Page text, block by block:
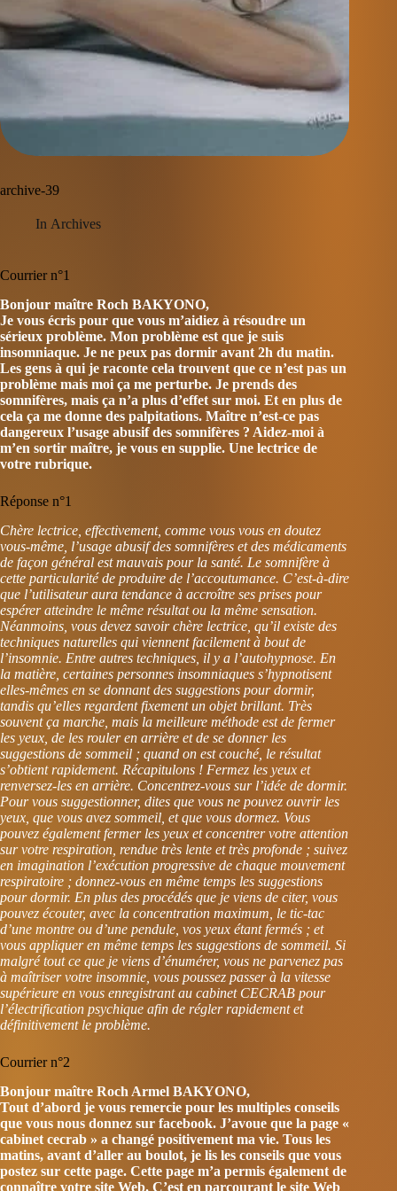
archive-39
In Archives
Courrier n°1
Bonjour maître Roch BAKYONO,
Je vous écris pour que vous m’aidiez à résoudre un
sérieux problème. Mon problème est que je suis
insomniaque. Je ne peux pas dormir avant 2h du matin.
Les gens à qui je raconte cela trouvent que ce n’est pas un
problème mais moi ça me perturbe. Je prends des
somnifères, mais ça n’a plus d’effet sur moi. Et en plus de
cela ça me donne des palpitations. Maître n’est-ce pas
dangereux l’usage abusif des somnifères ? Aidez-moi à
m’en sortir maître, je vous en supplie. Une lectrice de
votre rubrique.
Réponse n°1
Chère lectrice, effectivement, comme vous vous en doutez
vous-même, l’usage abusif des somnifères et des médicaments
de façon général est mauvais pour la santé. Le somnifère à
cette particularité de produire de l’accoutumance. C’est-à-dire
que l’utilisateur aura tendance à accroître ses prises pour
espérer atteindre le même résultat ou la même sensation.
Néanmoins, vous devez savoir chère lectrice, qu’il existe des
techniques naturelles qui viennent facilement à bout de
l’insomnie. Entre autres techniques, il y a l’autohypnose. En
la matière, certaines personnes insomniaques s’hypnotisent
elles-mêmes en se donnant des suggestions pour dormir,
tandis qu’elles regardent fixement un objet brillant. Très
souvent ça marche, mais la meilleure méthode est de fermer
les yeux, de les rouler en arrière et de se donner les
suggestions de sommeil ; quand on est couché, le résultat
s’obtient rapidement. Récapitulons ! Fermez les yeux et
renversez-les en arrière. Concentrez-vous sur l’idée de dormir.
Pour vous suggestionner, dites que vous ne pouvez ouvrir les
yeux, que vous avez sommeil, et que vous dormez. Vous
pouvez également fermer les yeux et concentrer votre attention
sur votre respiration, rendue très lente et très profonde ; suivez
en imagination l’exécution progressive de chaque mouvement
respiratoire ; donnez-vous en même temps les suggestions
pour dormir. En plus des procédés que je viens de citer, vous
pouvez écouter, avec la concentration maximum, le tic-tac
d’une montre ou d’une pendule, vos yeux étant fermés ; et
vous appliquer en même temps les suggestions de sommeil. Si
malgré tout ce que je viens d’énumérer, vous ne parvenez pas
à maîtriser votre insomnie, vous poussez passer à la vitesse
supérieure en vous enregistrant au cabinet CECRAB pour
l’électrification psychique afin de régler rapidement et
définitivement le problème.
Courrier n°2
Bonjour maître Roch Armel BAKYONO,
Tout d’abord je vous remercie pour les multiples conseils
que vous nous donnez sur facebook. J’avoue que la page «
cabinet cecrab » a changé positivement ma vie. Tous les
matins, avant d’aller au boulot, je lis les conseils que vous
postez sur cette page. Cette page m’a permis également de
connaître votre site Web. C’est en parcourant le site Web